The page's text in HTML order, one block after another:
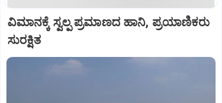
ವಿಮಾನಕ್ಕೆ ಸ್ವಲ್ಪ ಪ್ರಮಾಣದ ಹಾನಿ, ಪ್ರಯಾಣಿಕರು
ಸುರಕ್ಷಿತ